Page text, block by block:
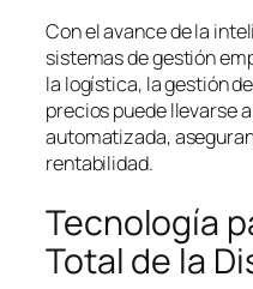
Con el avance de la
sistemas de gestión
la logística, la gestión
precios puede llevarse
automatizada,
rentabilidad.
Tecnología
Total de la